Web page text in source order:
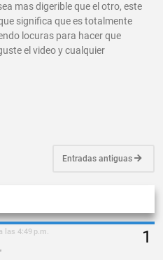
mas digerible que el otro, este
significa que es totalmente
locuras para hacer que
el video y cualquier
Entradas antiguas
las 4:49 p.m.